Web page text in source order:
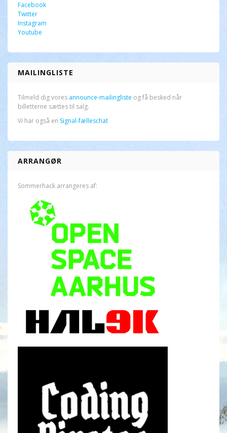
Facebook
Twitter
Instagram
Youtube
MAILINGLISTE
Tilmeld dig vores announce-mailingliste og få besked når
billetterne sættes til salg.
Vi har også en Signal-fælleschat
ARRANGØR
Sommerhack arrangeres af: